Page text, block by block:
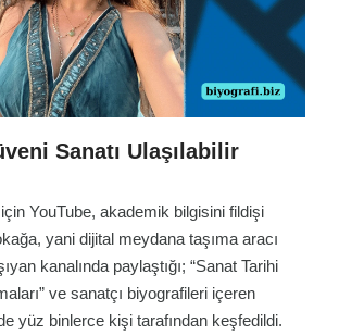
Sanatı Ulaşılabilir
için YouTube, akademik bilgisini fildişi
yani dijital meydana taşıma aracı
kanalında paylaştığı; “Sanat Tarihi
ve sanatçı biyografileri içeren
yüz binlerce kişi tarafından keşfedildi.